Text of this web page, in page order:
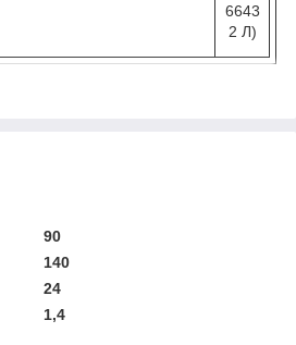
6643
2 Л)
90
140
24
1,4